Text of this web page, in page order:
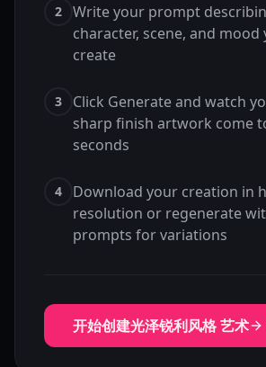
2
Write your prompt
character, scene, and
create
3
Click Generate and watch
sharp finish artwork come
seconds
4
Download your creation in
resolution or regenerate
prompts for variations
开始创建光泽锐利风格 艺术